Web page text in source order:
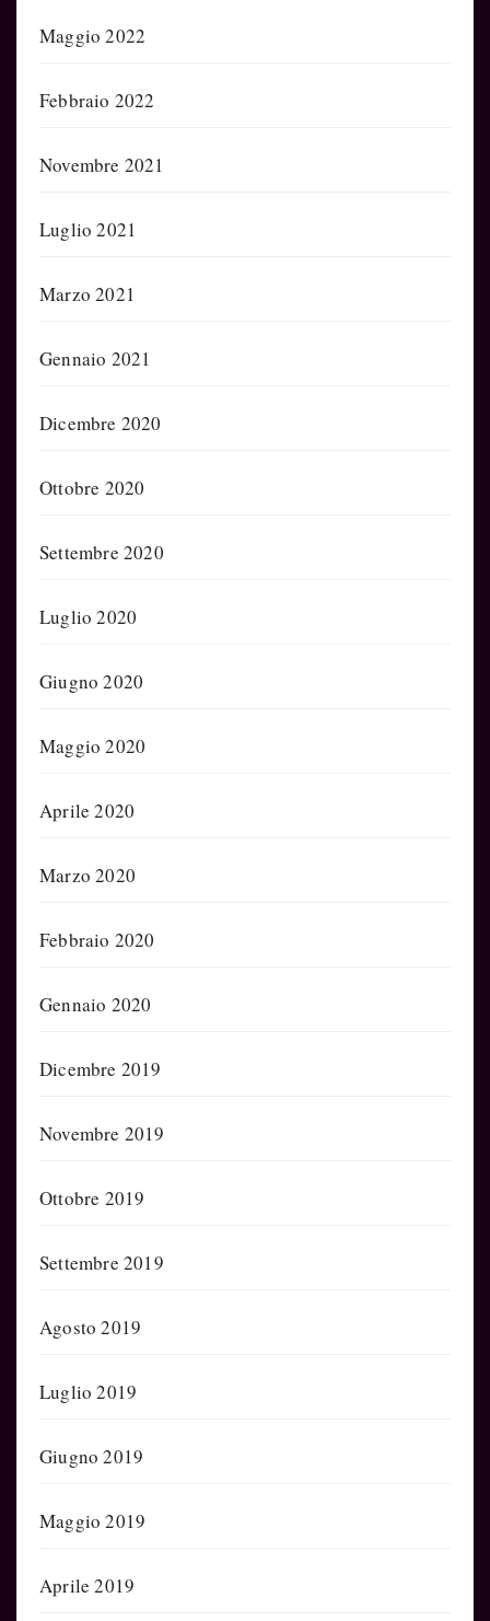
Maggio 2022
Febbraio 2022
Novembre 2021
Luglio 2021
Marzo 2021
Gennaio 2021
Dicembre 2020
Ottobre 2020
Settembre 2020
Luglio 2020
Giugno 2020
Maggio 2020
Aprile 2020
Marzo 2020
Febbraio 2020
Gennaio 2020
Dicembre 2019
Novembre 2019
Ottobre 2019
Settembre 2019
Agosto 2019
Luglio 2019
Giugno 2019
Maggio 2019
Aprile 2019